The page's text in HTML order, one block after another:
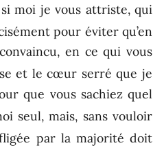
moi je vous attriste, qui
pour éviter qu’en
en ce qui vous
et le cœur serré que je
que vous sachiez quel
seul, mais, sans vouloir
par la majorité doit